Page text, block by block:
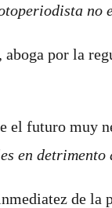
no
, aboga por la
el futuro muy
en detrimento
de la